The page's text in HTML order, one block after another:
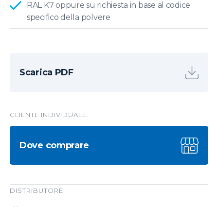
RAL K7 oppure su richiesta in base al codice
specifico della polvere
Scarica PDF
CLIENTE INDIVIDUALE:
Dove comprare
DISTRIBUTORE: